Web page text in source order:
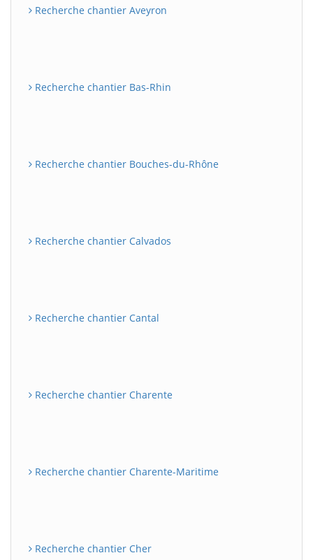
Recherche chantier Aveyron
Recherche chantier Bas-Rhin
Recherche chantier Bouches-du-Rhône
Recherche chantier Calvados
Recherche chantier Cantal
Recherche chantier Charente
Recherche chantier Charente-Maritime
Recherche chantier Cher